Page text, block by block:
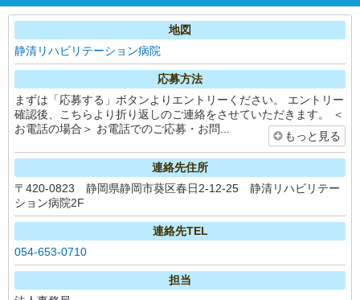
地図
静清リハビリテーション病院
応募方法
まずは「応募する」ボタンよりエントリーください。 エントリー
確認後、こちらより折り返しのご連絡をさせていただきます。 ＜
お電話の場合＞ お電話でのご応募・お問...
もっと見る
連絡先住所
〒420-0823 静岡県静岡市葵区春日2-12-25 静清リハビリテー
ション病院2F
連絡先TEL
054-653-0710
担当